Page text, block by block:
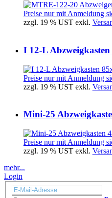
Preise nur mit Anmeldung
zzgl. 19 % UST exkl.
I 12-L
Preise nur mit Anmeldung
zzgl. 19 % UST exkl.
Mini-25
Preise nur mit Anmeldung
zzgl. 19 % UST exkl.
mehr...
Login